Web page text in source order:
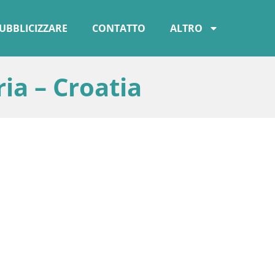
CONTATTO ALTRO
– Croatia